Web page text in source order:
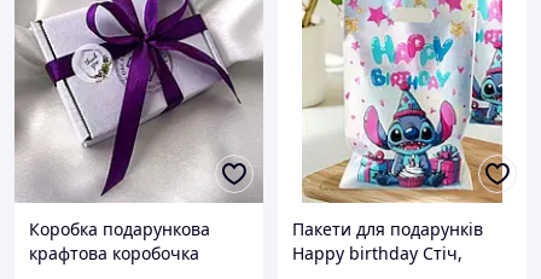
Коробка подарункова
крафтова коробочка
Пакети для подарунків
Happy birthday Стіч,